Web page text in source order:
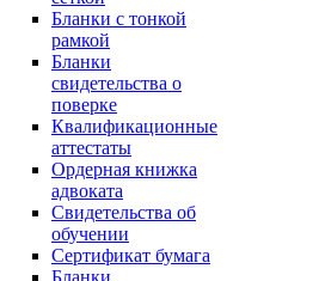
Бланки с тонкой
рамкой
Бланки
свидетельства о
поверке
Квалификационные
аттестаты
Ордерная книжка
адвоката
Свидетельства об
обучении
Сертификат бумага
Бланки